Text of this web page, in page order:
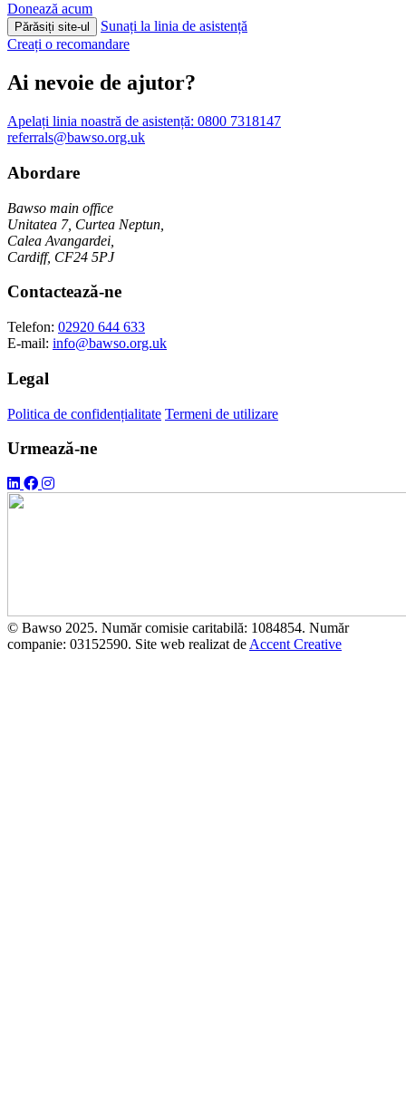
Donează acum
Părăsiți site-ul
Sunați la linia de asistență
Creați o recomandare
Ai nevoie de ajutor?
Apelați linia noastră de asistență: 0800 7318147
referrals@bawso.org.uk
Abordare
Bawso main office
Unitatea 7, Curtea Neptun,
Calea Avangardei,
Cardiff, CF24 5PJ
Contactează-ne
Telefon: 02920 644 633
E-mail: info@bawso.org.uk
Legal
Politica de confidențialitate Termeni de utilizare
Urmează-ne
© Bawso 2025. Număr comisie caritabilă: 1084854. Număr
companie: 03152590. Site web realizat de Accent Creative